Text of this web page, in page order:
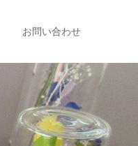
お問い合わせ